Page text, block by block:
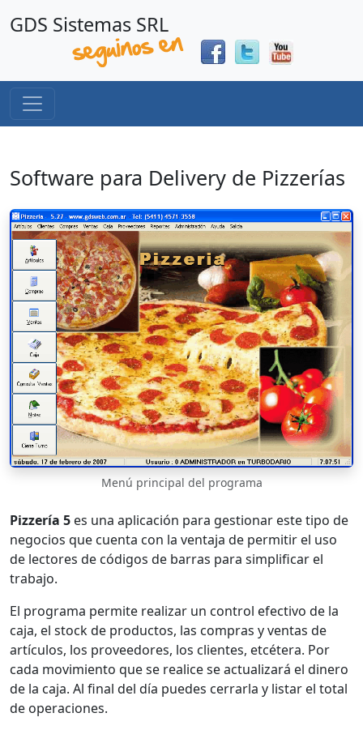
GDS Sistemas SRL
Software para Delivery de Pizzerías
Menú principal del programa
Pizzería 5 es una aplicación para gestionar este tipo de
negocios que cuenta con la ventaja de permitir el uso
de lectores de códigos de barras para simplificar el
trabajo.
El programa permite realizar un control efectivo de la
caja, el stock de productos, las compras y ventas de
artículos, los proveedores, los clientes, etcétera. Por
cada movimiento que se realice se actualizará el dinero
de la caja. Al final del día puedes cerrarla y listar el total
de operaciones.